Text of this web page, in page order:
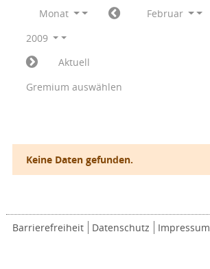
Monat
Februar
2009
Aktuell
Gremium auswählen
Keine Daten gefunden.
Barrierefreiheit Datenschutz Impressum